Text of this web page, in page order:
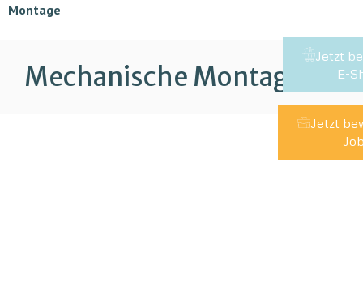
Jetzt
E-
Jetzt
Montage
Mechanische Montage